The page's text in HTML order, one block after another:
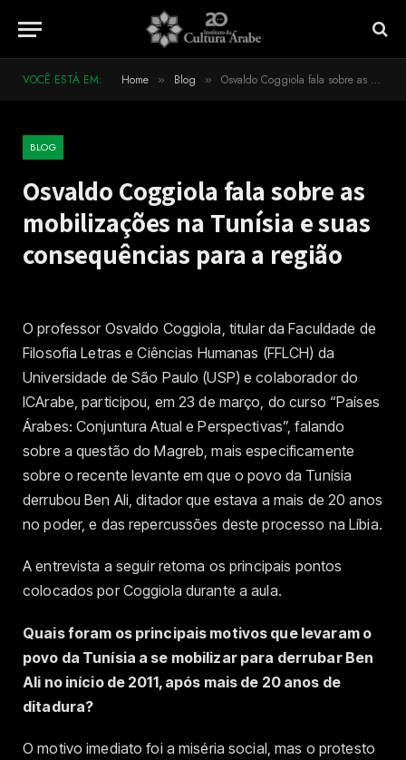
VOCÊ ESTÁ EM: Home » Blog » Osvaldo Coggiola fala sobre as mobilizações na Tunísia e suas consequências para a região
BLOG
Osvaldo Coggiola fala sobre as
mobilizações na Tunísia e suas
consequências para a região
O professor Osvaldo Coggiola, titular da Faculdade de
Filosofia Letras e Ciências Humanas (FFLCH) da
Universidade de São Paulo (USP) e colaborador do
ICArabe, participou, em 23 de março, do curso “Países
Árabes: Conjuntura Atual e Perspectivas”, falando
sobre a questão do Magreb, mais especificamente
sobre o recente levante em que o povo da Tunísia
derrubou Ben Ali, ditador que estava a mais de 20 anos
no poder, e das repercussões deste processo na Líbia.
A entrevista a seguir retoma os principais pontos
colocados por Coggiola durante a aula.
Quais foram os principais motivos que levaram o
povo da Tunísia a se mobilizar para derrubar Ben
Ali no início de 2011, após mais de 20 anos de
ditadura?
O motivo imediato foi a miséria social, mas o protesto